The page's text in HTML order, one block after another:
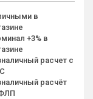
в
+3% в
расчет с
расчёт